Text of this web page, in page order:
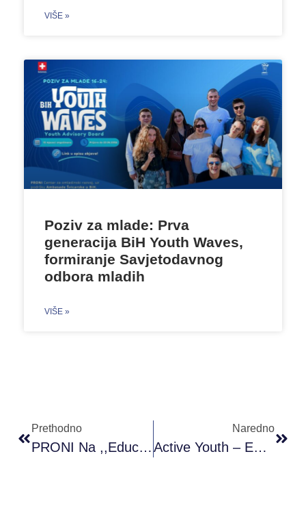
VIŠE »
Poziv za mlade: Prva
generacija BiH Youth Waves,
formiranje Savjetodavnog
odbora mladih
VIŠE »
Prethodno
PRONI Na ,,Educ@te Workshop-U” U Beogradu, Srbija
Naredno
Active Youth – ECO Walk